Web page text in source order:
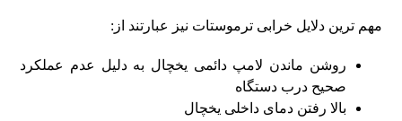
مهم‌ ترین دلایل خرابی ترموستات نیز عبارتند از:
روشن ماندن لامپ دائمی یخچال به‌ دلیل عدم عملکرد
صحیح درب دستگاه
بالا رفتن دمای داخلی یخچال